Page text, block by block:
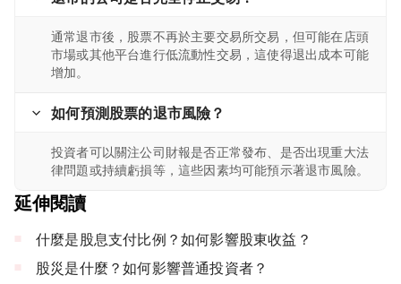
通常退市後，股票不再於主要交易所交易，但可能在店頭
市場或其他平台進行低流動性交易，這使得退出成本可能
增加。
如何預測股票的退市風險？
投資者可以關注公司財報是否正常發布、是否出現重大法
律問題或持續虧損等，這些因素均可能預示著退市風險。
延伸閱讀
什麼是股息支付比例？如何影響股東收益？
股災是什麼？如何影響普通投資者？